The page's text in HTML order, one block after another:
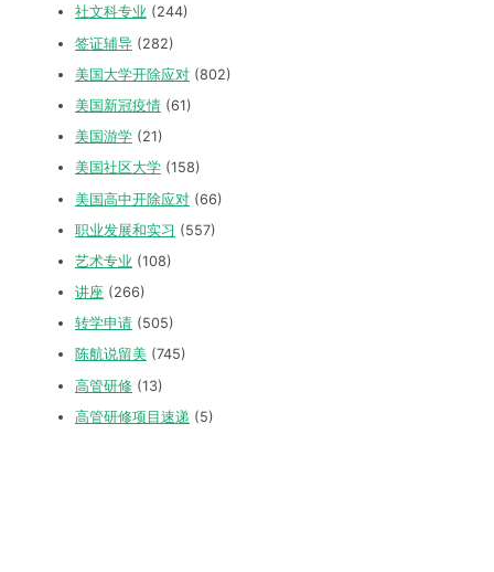
社文科专业 (244)
签证辅导 (282)
美国大学开除应对 (802)
美国新冠疫情 (61)
美国游学 (21)
美国社区大学 (158)
美国高中开除应对 (66)
职业发展和实习 (557)
艺术专业 (108)
讲座 (266)
转学申请 (505)
陈航说留美 (745)
高管研修 (13)
高管研修项目速递 (5)